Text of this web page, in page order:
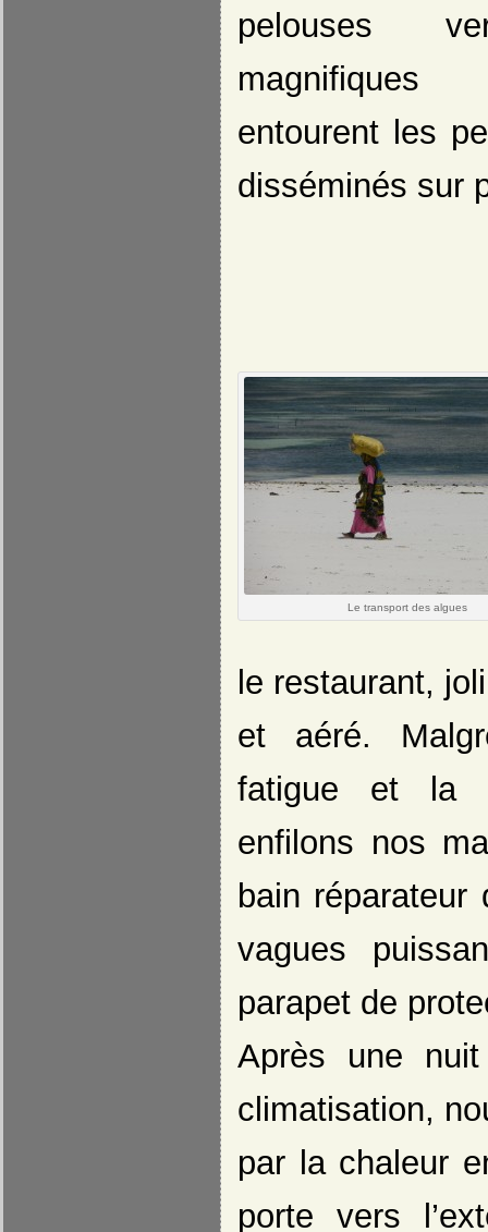
pelouses
magnifiques
entourent les
disséminés sur
Le transport des algues
le restaurant,
et aéré.
fatigue et la
enfilons nos
bain réparateur
vagues
parapet de
Après une
climatisation,
par la chaleur
porte vers